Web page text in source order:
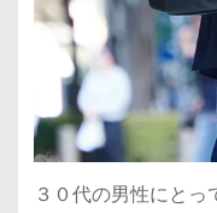
３０代の男性にと